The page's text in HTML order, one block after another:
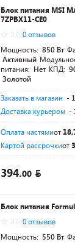
Блок питания MSI
7ZPBX11-CE0
0 отзывов
Мощность: 850 Вт
Активный
питания: Нет КПД:
Золотой
Заказать в магазин -
Доставка курьером -
Оплата частямиот
Картой рассрочкиот
394.00
Блок питания
0 отзывов
Мощность: 550 Вт